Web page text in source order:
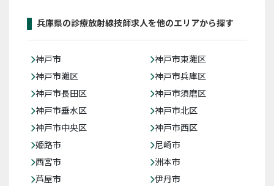
兵庫県の診療放射線技師求人を他のエリアから探す
神戸市
神戸市東灘区
神戸市灘区
神戸市兵庫区
神戸市長田区
神戸市須磨区
神戸市垂水区
神戸市北区
神戸市中央区
神戸市西区
姫路市
尼崎市
西宮市
洲本市
芦屋市
伊丹市